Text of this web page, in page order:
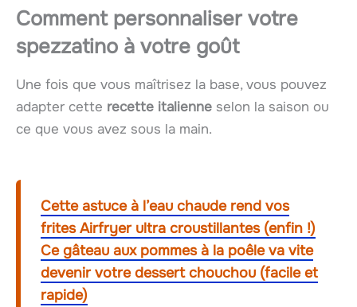
Comment personnaliser votre
spezzatino à votre goût
Une fois que vous maîtrisez la base, vous pouvez
adapter cette recette italienne selon la saison ou
ce que vous avez sous la main.
Cette astuce à l’eau chaude rend vos
frites Airfryer ultra croustillantes (enfin !)
Ce gâteau aux pommes à la poêle va vite
devenir votre dessert chouchou (facile et
rapide)